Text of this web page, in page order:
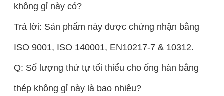
không gỉ này có?
Trả lời: Sản phẩm này được chứng nhận bằng
ISO 9001, ISO 140001, EN10217-7 & 10312.
Q: Số lượng thứ tự tối thiểu cho ống hàn bằng
thép không gỉ này là bao nhiêu?